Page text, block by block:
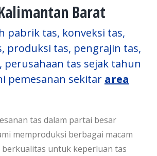
Barat
pabrik tas, konveksi tas,
produksi tas, pengrajin tas,
perusahaan tas sejak tahun
pemesanan sekitar area
tas dalam partai besar
memproduksi berbagai macam
untuk keperluan tas